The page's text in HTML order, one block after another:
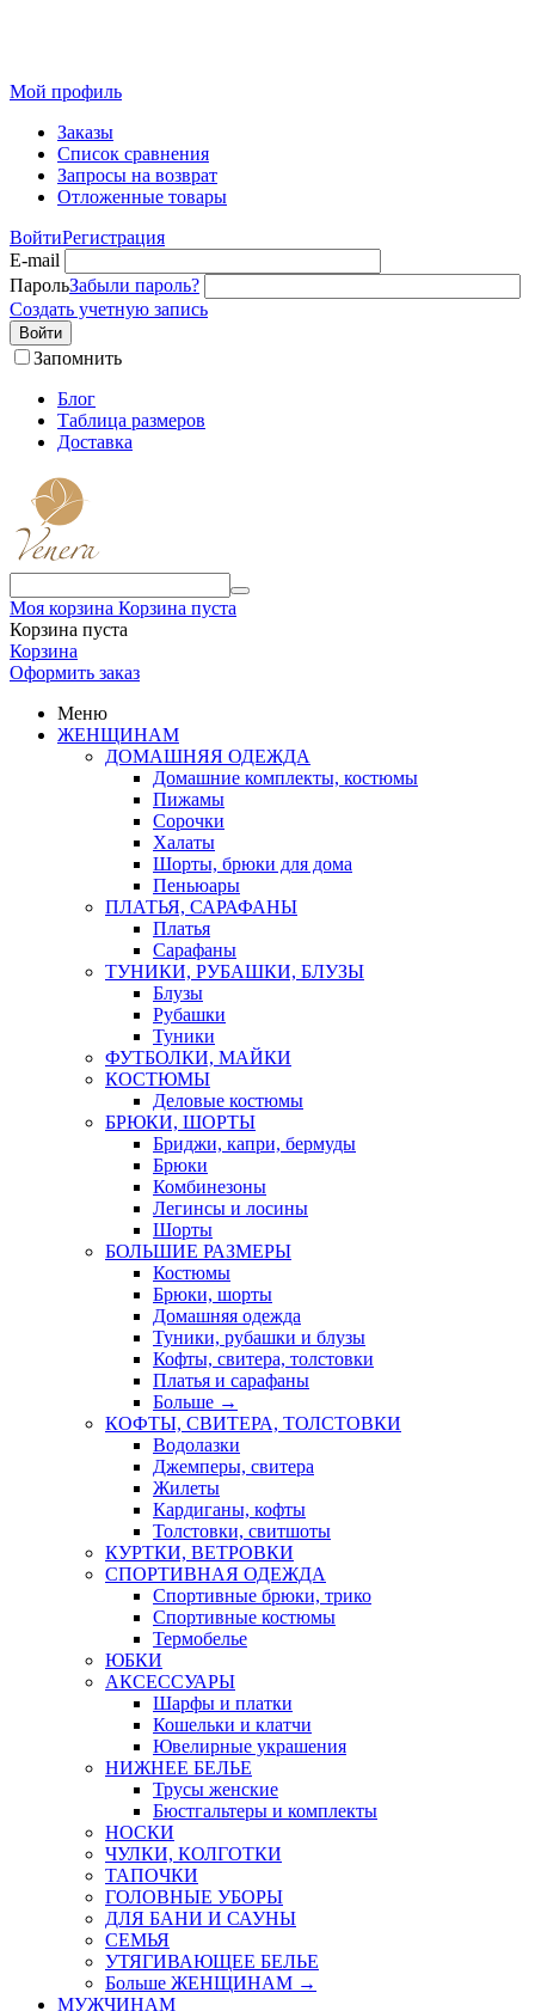
Мой профиль
Заказы
Список сравнения
Запросы на возврат
Отложенные товары
ВойтиРегистрация
E-mail
ПарольЗабыли пароль?
Создать учетную запись
Войти
Запомнить
Блог
Таблица размеров
Доставка
Моя корзина Корзина пуста
Корзина пуста
Корзина
Оформить заказ
Меню
ЖЕНЩИНАМ
ДОМАШНЯЯ ОДЕЖДА
Домашние комплекты, костюмы
Пижамы
Сорочки
Халаты
Шорты, брюки для дома
Пеньюары
ПЛАТЬЯ, САРАФАНЫ
Платья
Сарафаны
ТУНИКИ, РУБАШКИ, БЛУЗЫ
Блузы
Рубашки
Туники
ФУТБОЛКИ, МАЙКИ
КОСТЮМЫ
Деловые костюмы
БРЮКИ, ШОРТЫ
Бриджи, капри, бермуды
Брюки
Комбинезоны
Легинсы и лосины
Шорты
БОЛЬШИЕ РАЗМЕРЫ
Костюмы
Брюки, шорты
Домашняя одежда
Туники, рубашки и блузы
Кофты, свитера, толстовки
Платья и сарафаны
Больше →
КОФТЫ, СВИТЕРА, ТОЛСТОВКИ
Водолазки
Джемперы, свитера
Жилеты
Кардиганы, кофты
Толстовки, свитшоты
КУРТКИ, ВЕТРОВКИ
СПОРТИВНАЯ ОДЕЖДА
Спортивные брюки, трико
Спортивные костюмы
Термобелье
ЮБКИ
AКСЕССУАРЫ
Шарфы и платки
Кошельки и клатчи
Ювелирные украшения
НИЖНЕЕ БЕЛЬЕ
Трусы женские
Бюстгальтеры и комплекты
НОСКИ
ЧУЛКИ, КОЛГОТКИ
ТАПОЧКИ
ГОЛОВНЫЕ УБОРЫ
ДЛЯ БАНИ И САУНЫ
СЕМЬЯ
УТЯГИВАЮЩЕЕ БЕЛЬЕ
Больше ЖЕНЩИНАМ →
МУЖЧИНАМ